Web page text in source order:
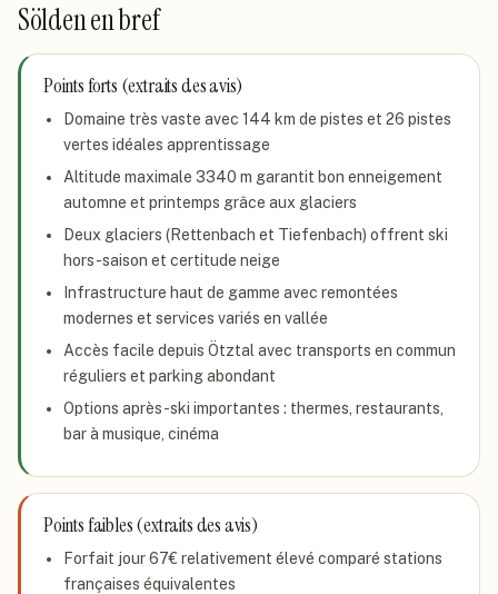
Söldenen bref
Points forts (extraits des avis)
Domaine très vaste avec 144 km de pistes et 26 pistes
vertes idéales apprentissage
Altitude maximale 3340 m garantit bon enneigement
automne et printemps grâce aux glaciers
Deux glaciers (Rettenbach et Tiefenbach) offrent ski
hors-saison et certitude neige
Infrastructure haut de gamme avec remontées
modernes et services variés en vallée
Accès facile depuis Ötztal avec transports en commun
réguliers et parking abondant
Options après-ski importantes : thermes, restaurants,
bar à musique, cinéma
Points faibles (extraits des avis)
Forfait jour 67€ relativement élevé comparé stations
françaises équivalentes